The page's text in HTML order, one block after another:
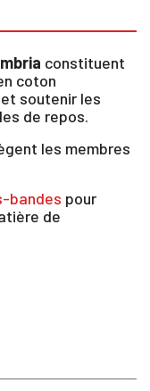
constituent
coton
soutenir les
de repos.
les membres
bandes pour
de
des